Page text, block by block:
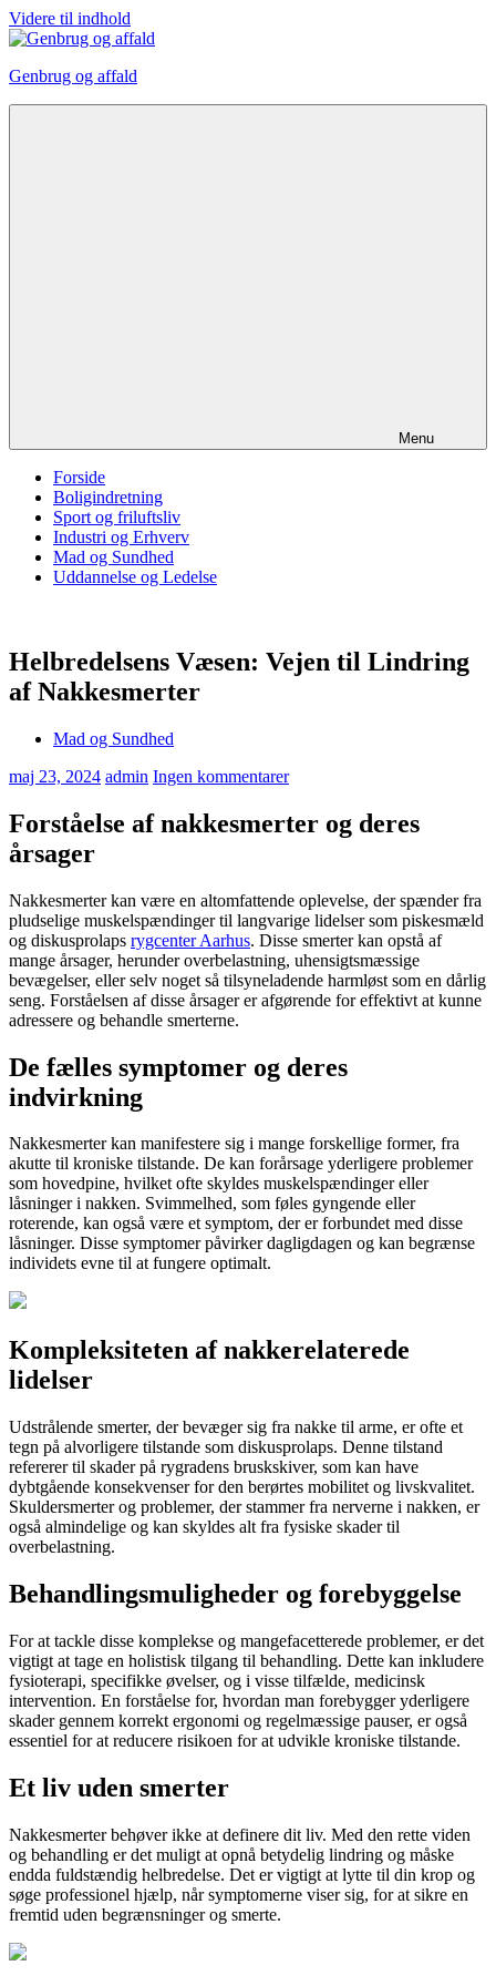
Videre til indhold
Genbrug og affald
Menu
Forside
Boligindretning
Sport og friluftsliv
Industri og Erhverv
Mad og Sundhed
Uddannelse og Ledelse
Helbredelsens Væsen: Vejen til Lindring
af Nakkesmerter
Mad og Sundhed
maj 23, 2024 admin Ingen kommentarer
Forståelse af nakkesmerter og deres
årsager
Nakkesmerter kan være en altomfattende oplevelse, der spænder fra
pludselige muskelspændinger til langvarige lidelser som piskesmæld
og diskusprolaps rygcenter Aarhus. Disse smerter kan opstå af
mange årsager, herunder overbelastning, uhensigtsmæssige
bevægelser, eller selv noget så tilsyneladende harmløst som en dårlig
seng. Forståelsen af disse årsager er afgørende for effektivt at kunne
adressere og behandle smerterne.
De fælles symptomer og deres
indvirkning
Nakkesmerter kan manifestere sig i mange forskellige former, fra
akutte til kroniske tilstande. De kan forårsage yderligere problemer
som hovedpine, hvilket ofte skyldes muskelspændinger eller
låsninger i nakken. Svimmelhed, som føles gyngende eller
roterende, kan også være et symptom, der er forbundet med disse
låsninger. Disse symptomer påvirker dagligdagen og kan begrænse
individets evne til at fungere optimalt.
Kompleksiteten af nakkerelaterede
lidelser
Udstrålende smerter, der bevæger sig fra nakke til arme, er ofte et
tegn på alvorligere tilstande som diskusprolaps. Denne tilstand
refererer til skader på rygradens bruskskiver, som kan have
dybtgående konsekvenser for den berørtes mobilitet og livskvalitet.
Skuldersmerter og problemer, der stammer fra nerverne i nakken, er
også almindelige og kan skyldes alt fra fysiske skader til
overbelastning.
Behandlingsmuligheder og forebyggelse
For at tackle disse komplekse og mangefacetterede problemer, er det
vigtigt at tage en holistisk tilgang til behandling. Dette kan inkludere
fysioterapi, specifikke øvelser, og i visse tilfælde, medicinsk
intervention. En forståelse for, hvordan man forebygger yderligere
skader gennem korrekt ergonomi og regelmæssige pauser, er også
essentiel for at reducere risikoen for at udvikle kroniske tilstande.
Et liv uden smerter
Nakkesmerter behøver ikke at definere dit liv. Med den rette viden
og behandling er det muligt at opnå betydelig lindring og måske
endda fuldstændig helbredelse. Det er vigtigt at lytte til din krop og
søge professionel hjælp, når symptomerne viser sig, for at sikre en
fremtid uden begrænsninger og smerte.